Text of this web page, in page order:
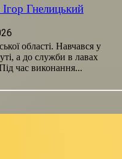
Гнелицький
області. Навчався у
а до служби в лавах
час виконання...